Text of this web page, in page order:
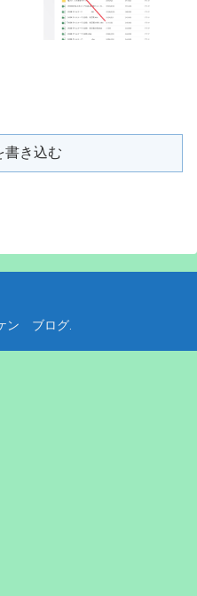
書き込む
ン ブログ.